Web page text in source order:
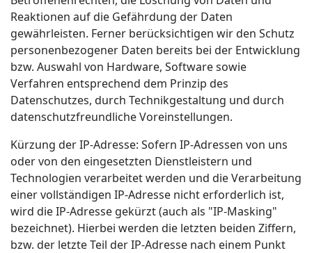
Reaktionen auf die Gefährdung der Daten
gewährleisten. Ferner berücksichtigen wir den Schutz
personenbezogener Daten bereits bei der Entwicklung
bzw. Auswahl von Hardware, Software sowie
Verfahren entsprechend dem Prinzip des
Datenschutzes, durch Technikgestaltung und durch
datenschutzfreundliche Voreinstellungen.
Kürzung der IP-Adresse: Sofern IP-Adressen von uns
oder von den eingesetzten Dienstleistern und
Technologien verarbeitet werden und die Verarbeitung
einer vollständigen IP-Adresse nicht erforderlich ist,
wird die IP-Adresse gekürzt (auch als "IP-Masking"
bezeichnet). Hierbei werden die letzten beiden Ziffern,
bzw. der letzte Teil der IP-Adresse nach einem Punkt